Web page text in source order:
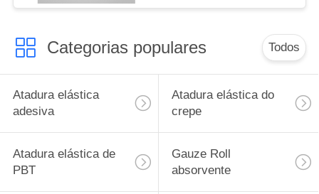
Categorias populares Todos
Atadura elástica
adesiva
Atadura elástica do
crepe
Atadura elástica de
PBT
Gauze Roll
absorvente